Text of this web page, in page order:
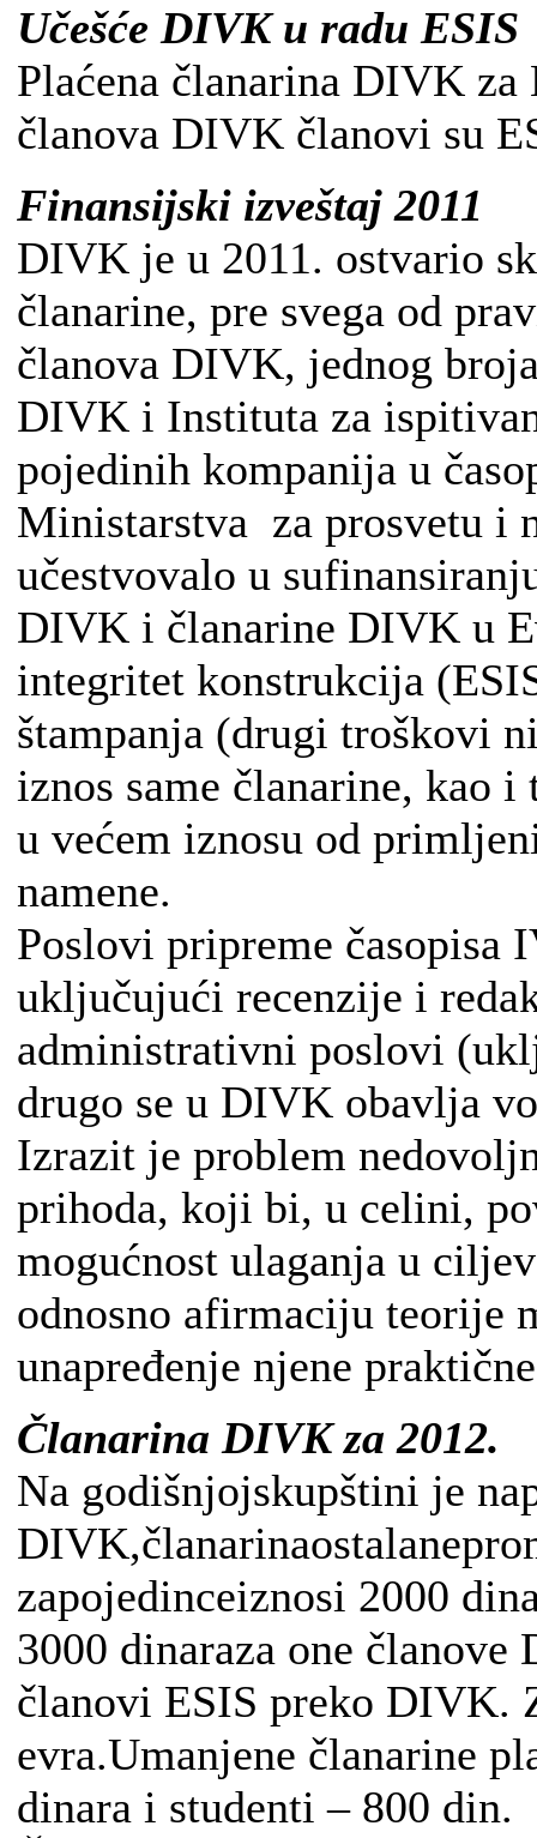
Učešće DIVK u radu ESIS
Plaćena članarina DIVK za
članova DIVK članovi su
Finansijski izveštaj 2011
DIVK je u 2011. ostvario
članarine, pre svega od
članova DIVK, jednog
DIVK i Instituta za
pojedinih kompanija u
Ministarstva za prosvetu i
učestvovalo u
DIVK i članarine DIVK u
integritet konstrukcija
štampanja (drugi troškovi
iznos same članarine, kao
u većem iznosu od
namene.
Poslovi pripreme časopisa
uključujući recenzije i
administrativni poslovi
drugo se u DIVK obavlja
Izrazit je problem
prihoda, koji bi, u celini,
mogućnost ulaganja u
odnosno afirmaciju teorije
unapređenje njene
Članarina DIVK za 2012.
Na godišnjojskupštini je
zapojedinceiznosi 2000
3000 dinaraza one
članovi ESIS preko DIVK.
evra.Umanjene članarine
dinara i studenti – 800 din.